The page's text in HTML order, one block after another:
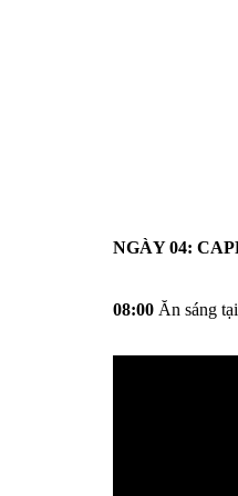
NGÀY 04:
08:00 Ăn sáng